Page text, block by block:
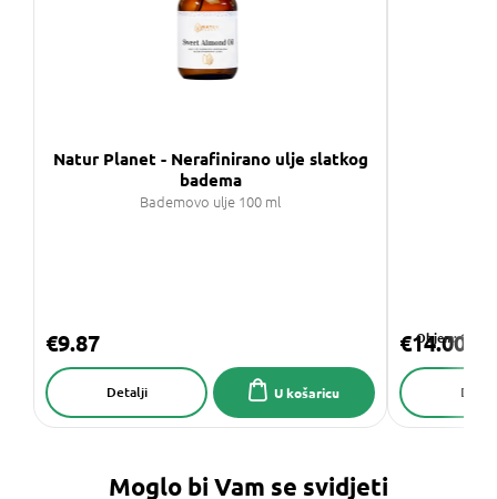
Natur Planet - Nerafinirano ulje slatkog
badema
Bademovo ulje 100 ml
€9.87
U košaricu
Detalji
Objem: 100 ml
€14.00
Moglo bi Vam se svidjeti